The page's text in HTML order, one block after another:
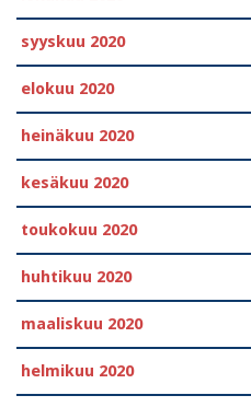
syyskuu 2020
elokuu 2020
heinäkuu 2020
kesäkuu 2020
toukokuu 2020
huhtikuu 2020
maaliskuu 2020
helmikuu 2020